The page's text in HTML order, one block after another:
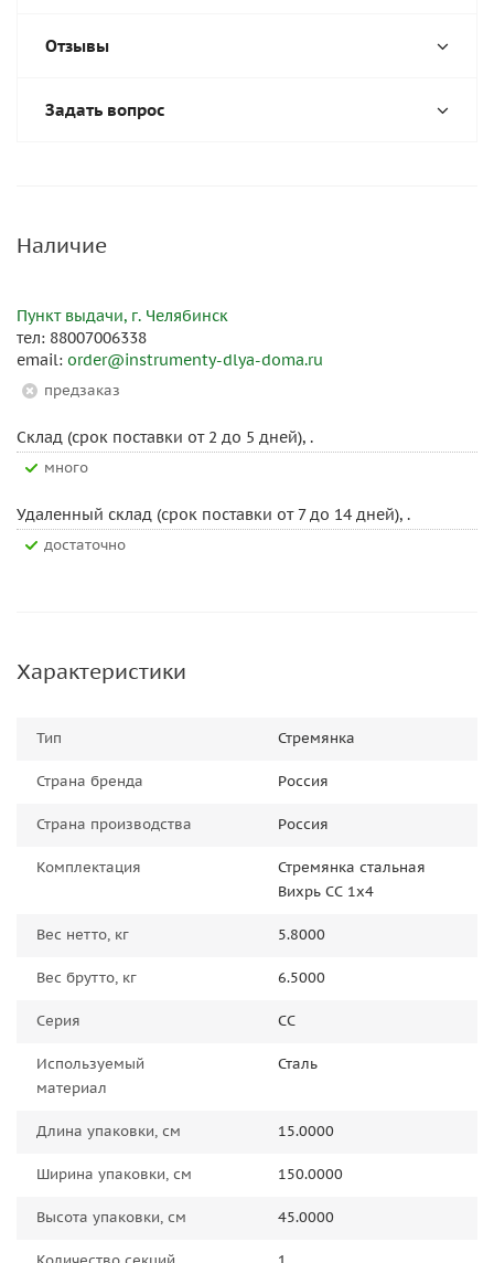
Отзывы
Задать вопрос
Наличие
Пункт выдачи, г. Челябинск
тел: 88007006338
email: order@instrumenty-dlya-doma.ru
Предзаказ
Склад (срок поставки от 2 до 5 дней), .
Много
Удаленный склад (срок поставки от 7 до 14 дней), .
Достаточно
Характеристики
Тип Стремянка
Страна бренда Россия
Страна производства Россия
Комплектация
Стремянка стальная
Вихрь СС 1x4
Вес нетто, кг 5.8000
Вес брутто, кг 6.5000
Серия СС
Используемый
материал
Сталь
Длина упаковки, см 15.0000
Ширина упаковки, см 150.0000
Высота упаковки, см 45.0000